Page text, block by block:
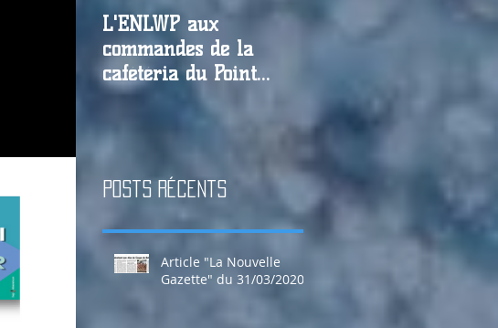
Article "La Nouvelle
Gazette" du 31/03/2020
Posts Récents
L'ENLWP aux
commandes de la
cafétéria du Point
d'Eau. Appel à
Résultats matches des